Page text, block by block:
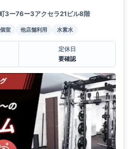
3ー76ー3アクセラ21ビル8階
室 他店舗利用 水素水
定休日
要確認